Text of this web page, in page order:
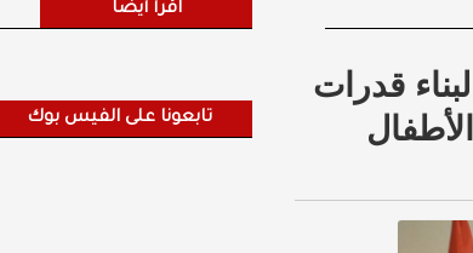
قدرات
اقرأ أيضا
تابعونا على الفيس بوك